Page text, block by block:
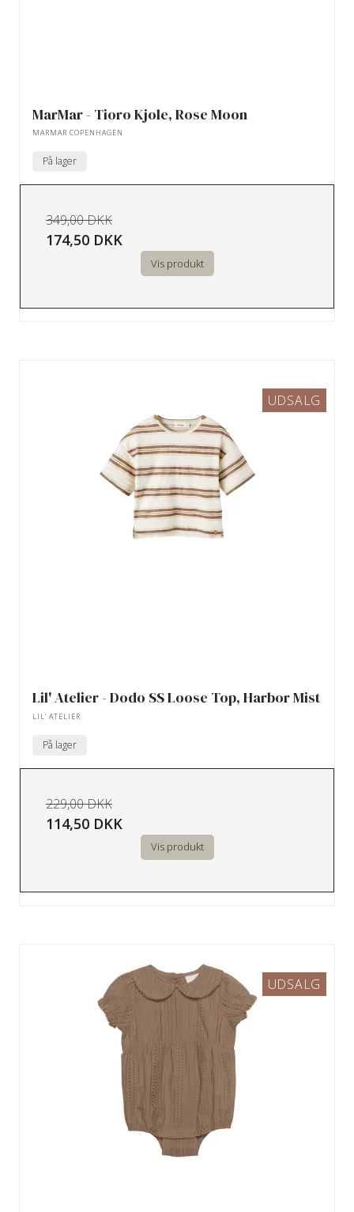
MarMar - Tioro Kjole, Rose Moon
MARMAR COPENHAGEN
På lager
349,00 DKK
174,50 DKK
Vis produkt
UDSALG
Lil' Atelier - Dodo SS Loose Top, Harbor Mist
LIL' ATELIER
På lager
229,00 DKK
114,50 DKK
Vis produkt
UDSALG